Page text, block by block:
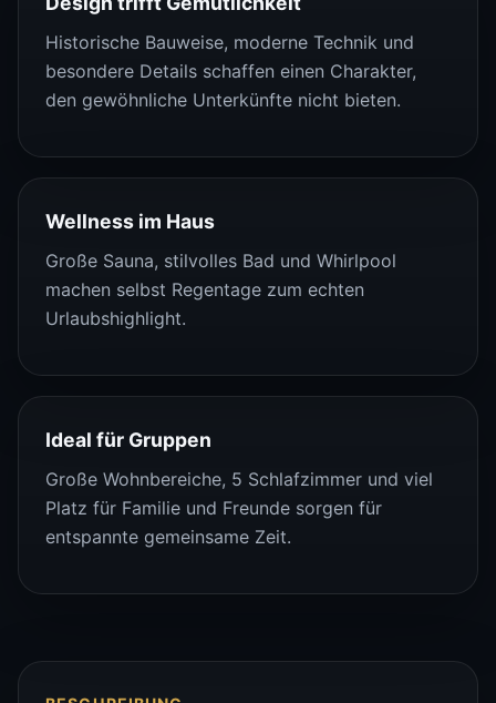
Historische Bauweise, moderne Technik und
besondere Details schaffen einen Charakter,
den gewöhnliche Unterkünfte nicht bieten.
Wellness im Haus
Große Sauna, stilvolles Bad und Whirlpool
machen selbst Regentage zum echten
Urlaubshighlight.
Ideal für Gruppen
Große Wohnbereiche, 5 Schlafzimmer und viel
Platz für Familie und Freunde sorgen für
entspannte gemeinsame Zeit.